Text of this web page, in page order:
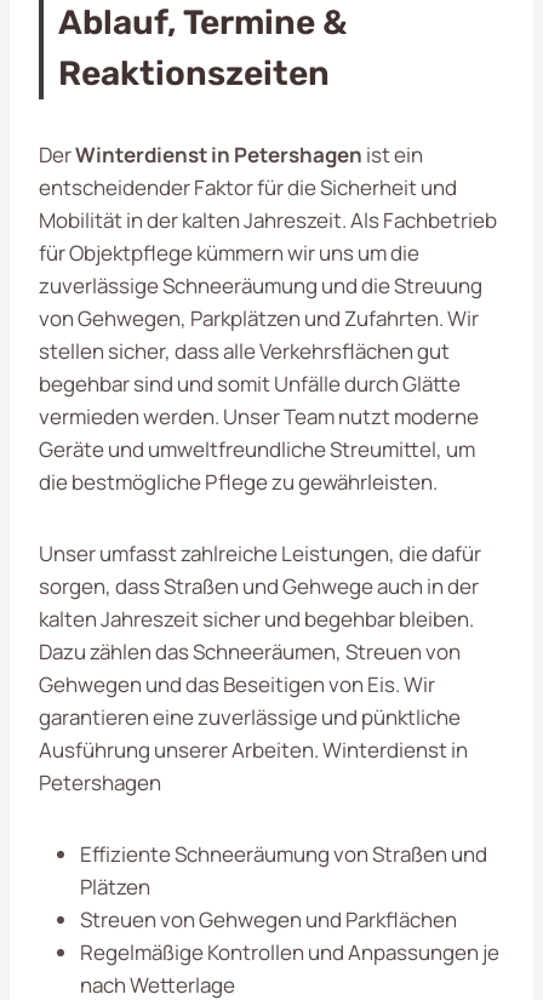
Ablauf, Termine &
Reaktionszeiten
DerWinterdienst in Petershagen ist ein
entscheidender Faktor für die Sicherheit und
Mobilität in der kalten Jahreszeit. Als Fachbetrieb
für Objektpflege kümmern wir uns um die
zuverlässige Schneeräumung und die Streuung
von Gehwegen, Parkplätzen und Zufahrten. Wir
stellen sicher, dass alle Verkehrsflächen gut
begehbar sind und somit Unfälle durch Glätte
vermieden werden. Unser Team nutzt moderne
Geräte und umweltfreundliche Streumittel, um
die bestmögliche Pflege zu gewährleisten.
Unser umfasst zahlreiche Leistungen, die dafür
sorgen, dass Straßen und Gehwege auch in der
kalten Jahreszeit sicher und begehbar bleiben.
Dazu zählen das Schneeräumen, Streuen von
Gehwegen und das Beseitigen von Eis. Wir
garantieren eine zuverlässige und pünktliche
Ausführung unserer Arbeiten. Winterdienst in
Petershagen
Effiziente Schneeräumung von Straßen und
Plätzen
Streuen von Gehwegen und Parkflächen
Regelmäßige Kontrollen und Anpassungen je
nach Wetterlage